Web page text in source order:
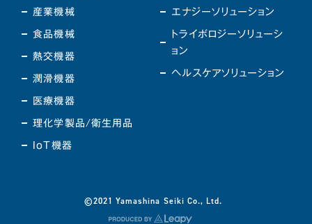
エナジーソリューション
トライボロジーソリューシ
ョン
ヘルスケアソリューション
産業機械
食品機械
熱交機器
潤滑機器
医療機器
理化学製品/衛生用品
IoT機器
©2021 Yamashina Seiki Co., Ltd.